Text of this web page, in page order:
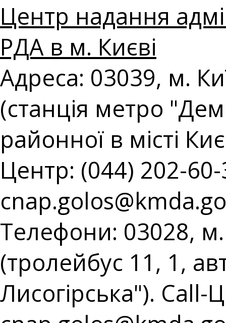
Центр надання
РДА в м. Києві
Адреса: 03039, м.
(станція метро
районної в місті
Центр: (044) 202-
Телефони: 03028,
(тролейбус 11, 1,
Лисогірська").